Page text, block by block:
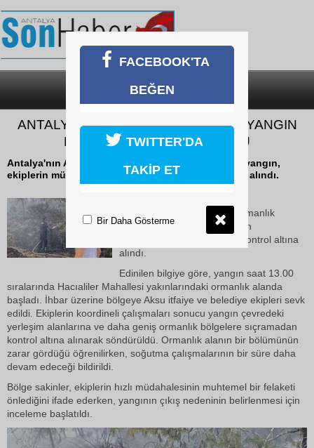
SON DAKİKA
ANTALYA’DA ORMANLIK ALANDAKİ YANGIN
BÜYÜMEDEN SÖNDÜRÜLDÜ
Antalya'nın Aksu ilçesinde ormanlık alanda çıkan yangın,
ekiplerin müdahalesiyle büyümeden kontrol altına alındı.
Antalya'nın Aksu ilçesinde ormanlık
alanda çıkan yangın, ekiplerin
müdahalesiyle büyümeden kontrol altına
alındı.
Edinilen bilgiye göre, yangın saat 13.00
sıralarında Hacıaliler Mahallesi yakınlarındaki ormanlık alanda
başladı. İhbar üzerine bölgeye Aksu itfaiye ve belediye ekipleri sevk
edildi. Ekiplerin koordineli çalışmaları sonucu yangın çevredeki
yerleşim alanlarına ve daha geniş ormanlık bölgelere sıçramadan
kontrol altına alınarak söndürüldü. Ormanlık alanın bir bölümünün
zarar gördüğü öğrenilirken, soğutma çalışmalarının bir süre daha
devam edeceği bildirildi.
Bölge sakinler, ekiplerin hızlı müdahalesinin muhtemel bir felaketi
önlediğini ifade ederken, yangının çıkış nedeninin belirlenmesi için
inceleme başlatıldı.
FACEBOOK'TA
BEĞEN
TWITTER'DA
TAKİP ET
Bir Daha Gösterme